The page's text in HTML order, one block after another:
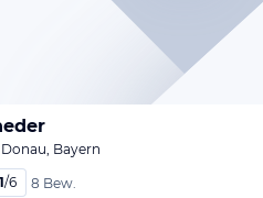
Bayern
/6 8 Bew.